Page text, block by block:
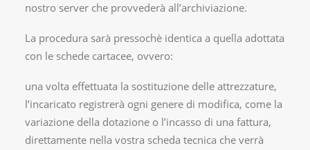
nostro server che provvederà all’archiviazione.
La procedura sarà pressochè identica a quella adottata
con le schede cartacee, ovvero:
una volta effettuata la sostituzione delle attrezzature,
l’incaricato registrerà ogni genere di modifica, come la
variazione della dotazione o l’incasso di una fattura,
direttamente nella vostra scheda tecnica che verrà